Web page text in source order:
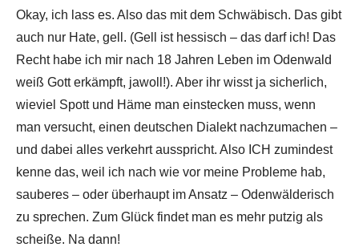
Okay, ich lass es. Also das mit dem Schwäbisch. Das gibt
auch nur Hate, gell. (Gell ist hessisch – das darf ich! Das
Recht habe ich mir nach 18 Jahren Leben im Odenwald
weiß Gott erkämpft, jawoll!). Aber ihr wisst ja sicherlich,
wieviel Spott und Häme man einstecken muss, wenn
man versucht, einen deutschen Dialekt nachzumachen –
und dabei alles verkehrt ausspricht. Also ICH zumindest
kenne das, weil ich nach wie vor meine Probleme hab,
sauberes – oder überhaupt im Ansatz – Odenwälderisch
zu sprechen. Zum Glück findet man es mehr putzig als
scheiße. Na dann!